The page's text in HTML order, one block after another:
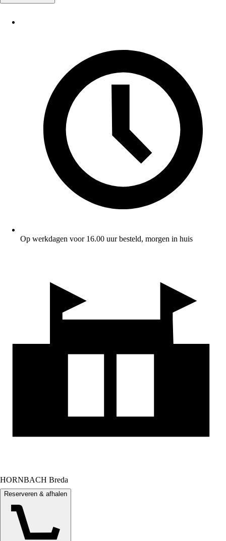
Op werkdagen voor 16.00 uur besteld, morgen in huis
HORNBACH Breda
Reserveren & afhalen